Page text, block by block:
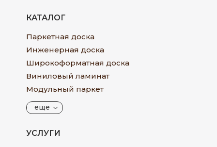
КАТАЛОГ
Паркетная доска
Инженерная доска
Широкоформатная доска
Виниловый ламинат
Модульный паркет
еще
УСЛУГИ